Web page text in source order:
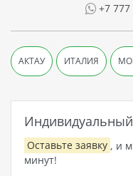
Индивидуальный
Оставьте заявку , и
минут!
+7
АКТАУ ИТАЛИЯ